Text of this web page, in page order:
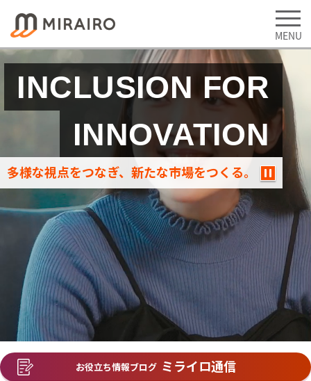
INCLUSION FOR
INNOVATION
多様な視点をつなぎ、新たな市場をつくる。
お役立ち情報ブログ ミライロ通信